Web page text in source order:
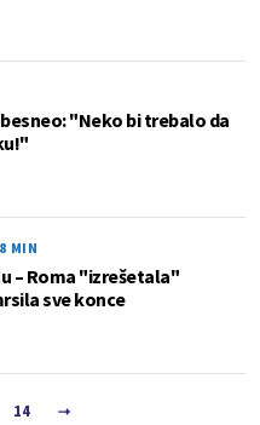
"Neko bi trebalo da
MIN
– Roma "izrešetala"
sve konce
14